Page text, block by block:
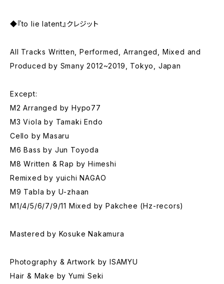
◆『to lie latent』クレジット
All Tracks Written, Performed, Arranged, Mixed and
Produced by Smany 2012~2019, Tokyo, Japan
Except:
M2 Arranged by Hypo77
M3 Viola by Tamaki Endo
Cello by Masaru
M6 Bass by Jun Toyoda
M8 Written & Rap by Himeshi
Remixed by yuichi NAGAO
M9 Tabla by U-zhaan
M1/4/5/6/7/9/11 Mixed by Pakchee (Hz-recors)
Mastered by Kosuke Nakamura
Photography & Artwork by ISAMYU
Hair & Make by Yumi Seki